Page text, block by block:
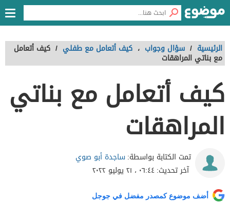
الرئيسية / سؤال وجواب ، كيف أتعامل مع طفلي / كيف أتعامل
مع بناتي المراهقات
كيف أتعامل مع بناتي
المراهقات
تمت الكتابة بواسطة:ساجدة أبو صوي
آخر تحديث:٠٦:٤٤ ، ٢١ يوليو ٢٠٢٢
أضف موضوع كمصدر مفضل في جوجل